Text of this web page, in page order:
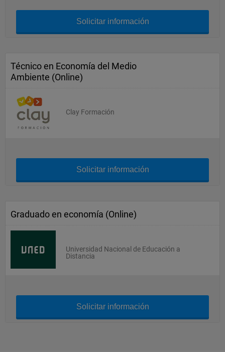
Solicitar información
Técnico en Economía del Medio
Ambiente (Online)
Clay Formación
Solicitar información
Graduado en economía (Online)
Universidad Nacional de Educación a
Distancia
Solicitar información